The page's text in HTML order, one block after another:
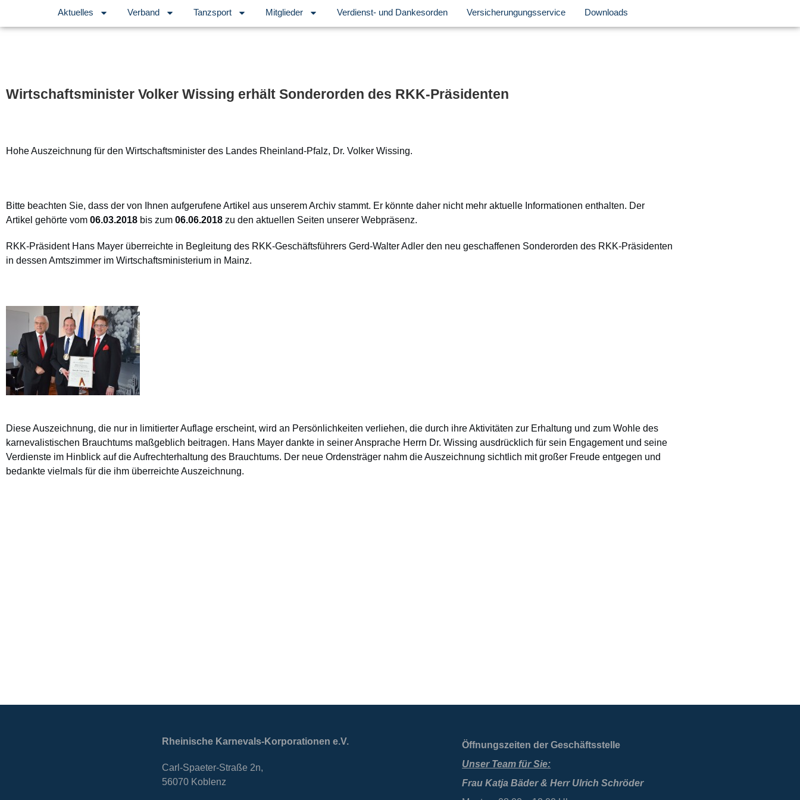
Aktuelles Verband Tanzsport Mitglieder Verdienst- und Dankesorden Versicherungungsservice Downloads
Wirtschaftsminister Volker Wissing erhält Sonderorden des RKK-Präsidenten
Hohe Auszeichnung für den Wirtschaftsminister des Landes Rheinland-Pfalz, Dr. Volker Wissing.
Bitte beachten Sie, dass der von Ihnen aufgerufene Artikel aus unserem Archiv stammt. Er könnte daher nicht mehr aktuelle Informationen enthalten. Der
Artikel gehörte vom 06.03.2018 bis zum 06.06.2018 zu den aktuellen Seiten unserer Webpräsenz.
RKK-Präsident Hans Mayer überreichte in Begleitung des RKK-Geschäftsführers Gerd-Walter Adler den neu geschaffenen Sonderorden des RKK-Präsidenten
in dessen Amtszimmer im Wirtschaftsministerium in Mainz.
Diese Auszeichnung, die nur in limitierter Auflage erscheint, wird an Persönlichkeiten verliehen, die durch ihre Aktivitäten zur Erhaltung und zum Wohle des
karnevalistischen Brauchtums maßgeblich beitragen. Hans Mayer dankte in seiner Ansprache Herrn Dr. Wissing ausdrücklich für sein Engagement und seine
Verdienste im Hinblick auf die Aufrechterhaltung des Brauchtums. Der neue Ordensträger nahm die Auszeichnung sichtlich mit großer Freude entgegen und
bedankte vielmals für die ihm überreichte Auszeichnung.
Rheinische Karnevals-Korporationen e.V.
Carl-Spaeter-Straße 2n,
56070 Koblenz
Öffnungszeiten der Geschäftsstelle
Unser Team für Sie:
Frau Katja Bäder & Herr Ulrich Schröder